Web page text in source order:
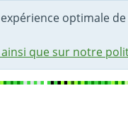
optimale
que sur notre